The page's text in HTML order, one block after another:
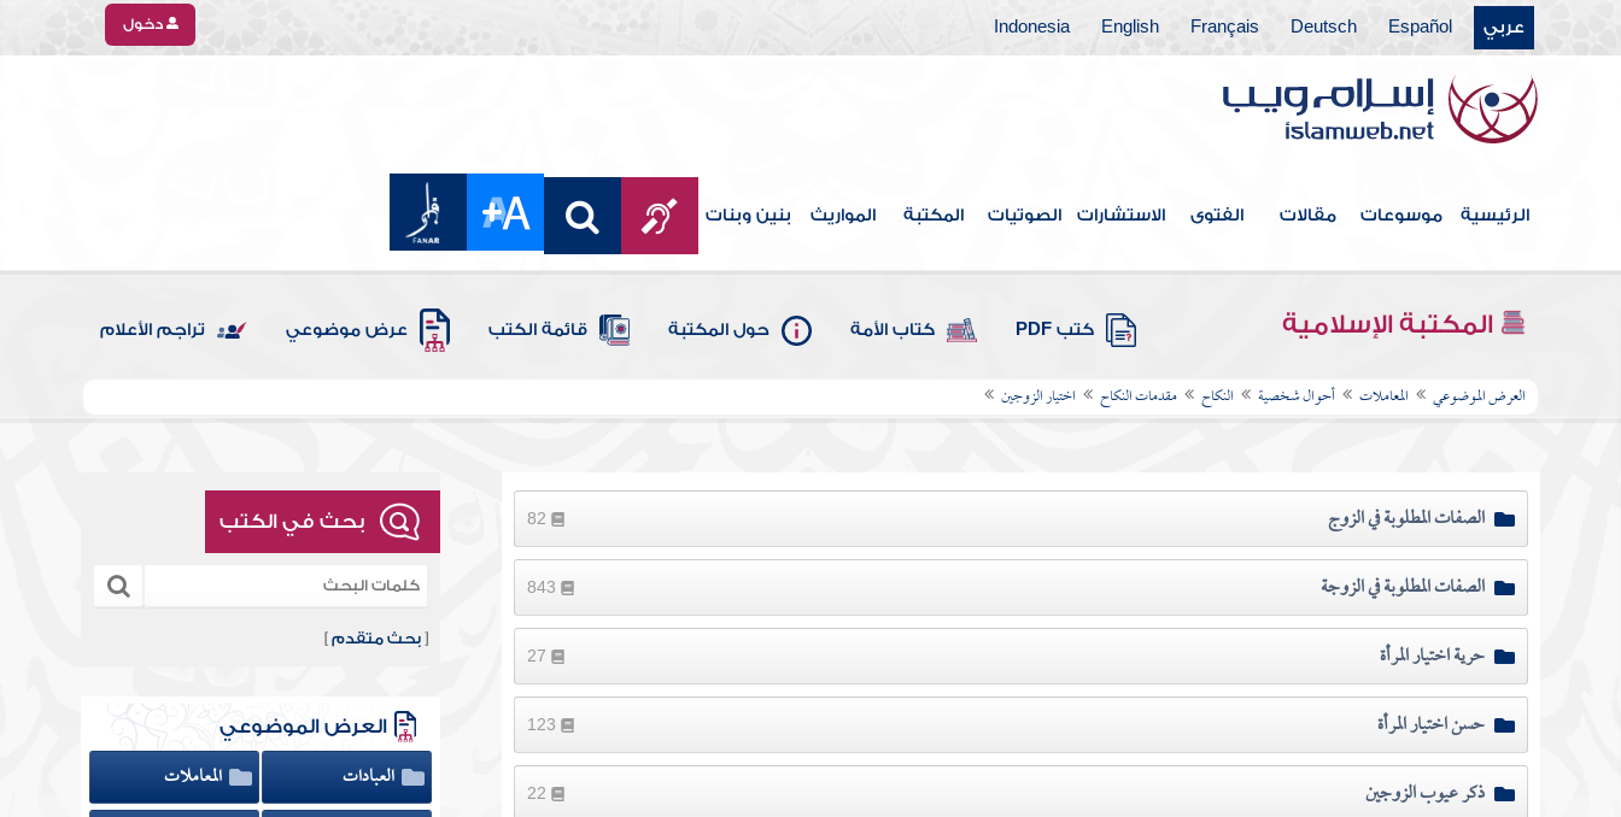
عربي Español
Deutsch
Français
English
Indonesia دخول
الرئيسية موسوعات مقالات الفتوى الاستشارات الصوتيات المكتبة المواريث بنين وبنات
المكتبة الإسلامية كتب PDF كتاب الأمة حول المكتبة قائمة الكتب عرض موضوعي تراجم الأعلام
العرض الموضوعي المعاملات أحوال شخصية النكاح مقدمات النكاح اختيار الزوجين
الصفات المطلوبة في الزوج
الصفات المطلوبة في الزوجة
حرية اختيار المرأة
حسن اختيار المرأة
ذكر عيوب الزوجين
بحث في الكتب
[بحث متقدم ]
العرض الموضوعي
العبادات
المعاملات